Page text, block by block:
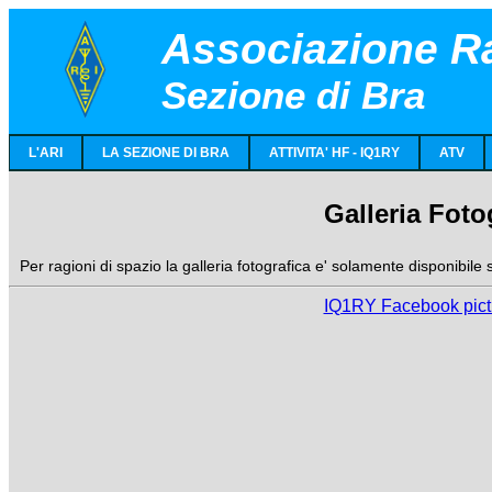
Associazione
Sezione di Bra
L'ARI LA SEZIONE DI BRA ATTIVITA' HF - IQ1RY ATV
Galleria
Per ragioni di spazio la galleria fotografica e' solamente disponibile
IQ1RY Facebook